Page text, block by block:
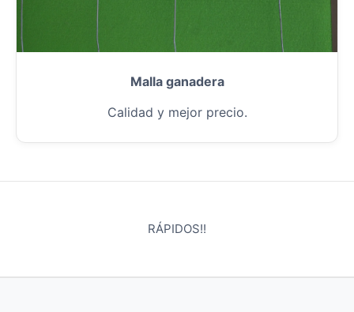
Malla ganadera
Calidad y mejor precio.
RÁPIDOS!!